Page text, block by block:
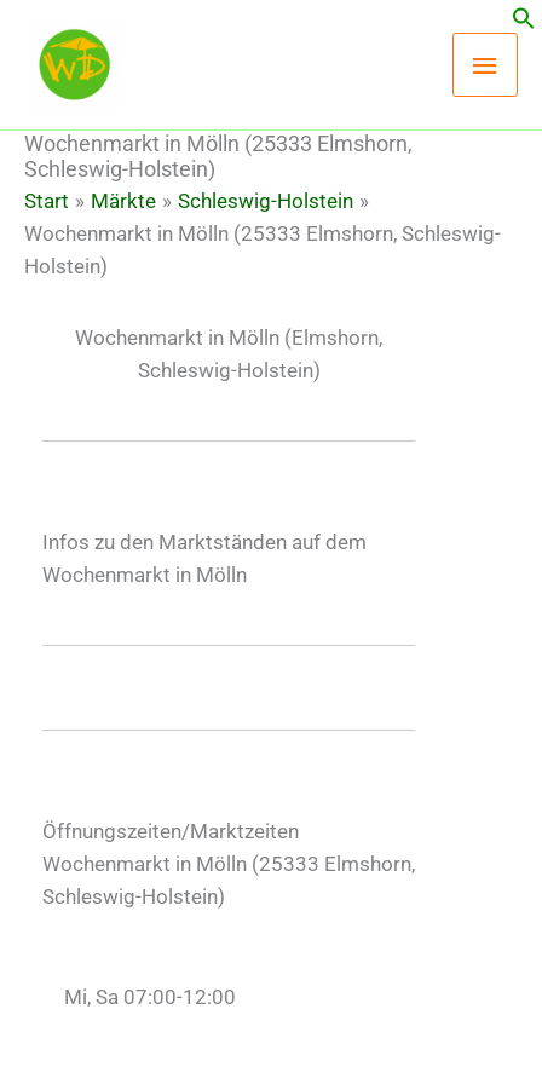
Inhalt
springen
Wochenmarkt in Mölln (25333 Elmshorn,
Schleswig-Holstein)
Start Märkte
Schleswig-Holstein
Wochenmarkt in Mölln (25333 Elmshorn, Schleswig-
Holstein)
Wochenmarkt in Mölln (Elmshorn,
Schleswig-Holstein)
Infos zu den Marktständen auf dem
Wochenmarkt in Mölln
Öffnungszeiten/Marktzeiten
Wochenmarkt in Mölln (25333 Elmshorn,
Schleswig-Holstein)
Mi, Sa 07:00-12:00